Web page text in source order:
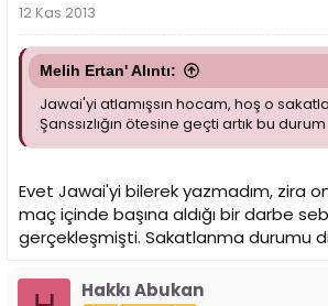
12 Kas 2013
Melih Ertan' Alıntı:
Jawai'yi atlamışsın hocam, hoş o
Şanssızlığın ötesine geçti artık bu durum
Evet Jawai'yi bilerek yazmadım, zira
maç içinde başına aldığı bir darbe
gerçekleşmişti. Sakatlanma durumu
Hakkı Abukan